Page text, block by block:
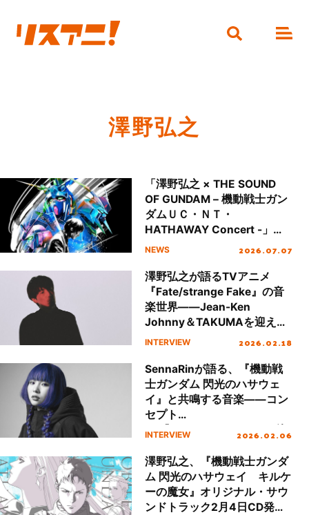
澤野弘之
「澤野弘之 × THE SOUND
OF GUNDAM – 機動戦士ガン
ダムＵＣ・ＮＴ・
HATHAWAY Concert -」
2027年2月27日(土)に開催決
始！
NEWS 2026.07.07
澤野弘之が語るTVアニメ
『Fate/strange Fake』の音
楽世界――Jean-Ken
Johnny＆TAKUMAを迎えた
SawanoHiroyuki[nZk]
伴まで
INTERVIEW 2026.02.18
SennaRinが語る、『機動戦
士ガンダム 閃光のハサウェ
イ』と共鳴する音楽――コン
セプト
EP『LOSTandFOUND』に込
学
INTERVIEW 2026.02.06
澤野弘之、『機動戦士ガンダ
ム 閃光のハサウェイ キルケ
ーの魔女』オリジナル・サウ
ンドトラック2月4日CD発売